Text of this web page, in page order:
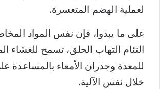
لعملية الهضم المتعسرة.
على ما يبدوا، فإن نفس المواد
التئام التهاب الحلق، تسمح للغشاء
للمعدة وجدران الأمعاء بالمساعدة
خلال نفس الآلية.